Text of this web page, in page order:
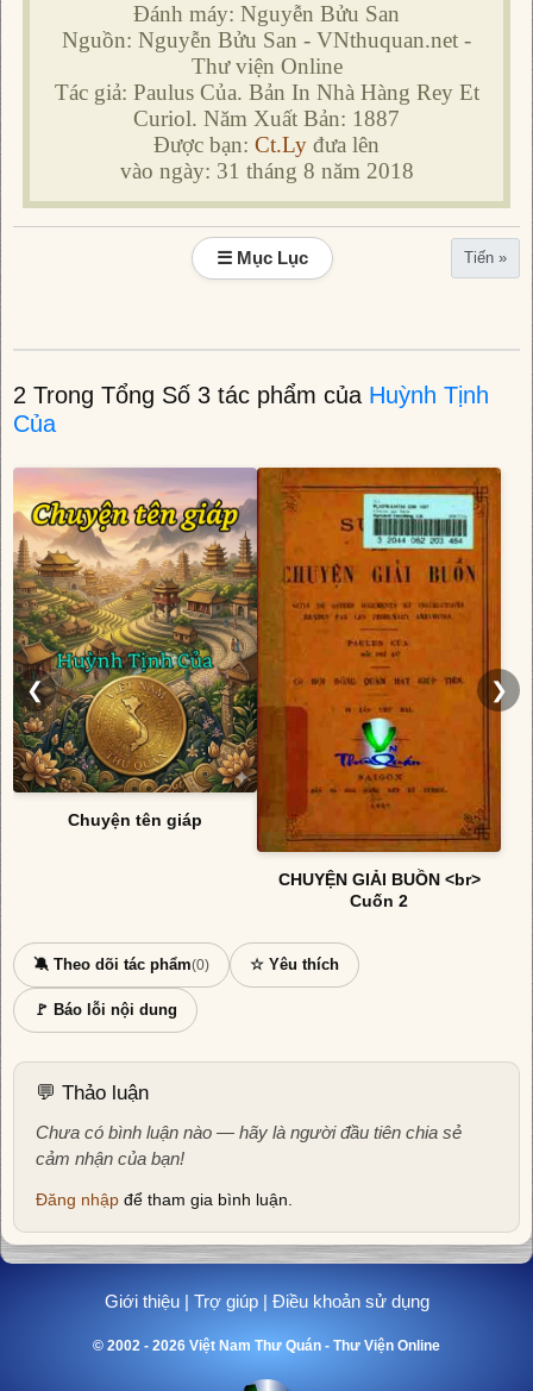
Đánh máy: Nguyễn Bửu San
Nguồn: Nguyễn Bửu San - VNthuquan.net -
Thư viện Online
Tác giả: Paulus Của. Bản In Nhà Hàng Rey Et
Curiol. Năm Xuất Bản: 1887
Được bạn: Ct.Ly đưa lên
vào ngày: 31 tháng 8 năm 2018
☰ Mục Lục Tiến »
2 Trong Tổng Số 3 tác phẩm của Huỳnh Tịnh
Của
❮
Chuyện tên giáp
CHUYỆN GIẢI BUỒN <br>
Cuốn 2
❯
🔕 Theo dõi tác phẩm(0) ☆ Yêu thích
🚩 Báo lỗi nội dung
💬 Thảo luận
Chưa có bình luận nào — hãy là người đầu tiên chia sẻ
cảm nhận của bạn!
Đăng nhập để tham gia bình luận.
Giới thiệu| Trợ giúp| Điều khoản sử dụng
© 2002 - 2026 Việt Nam Thư Quán - Thư Viện Online